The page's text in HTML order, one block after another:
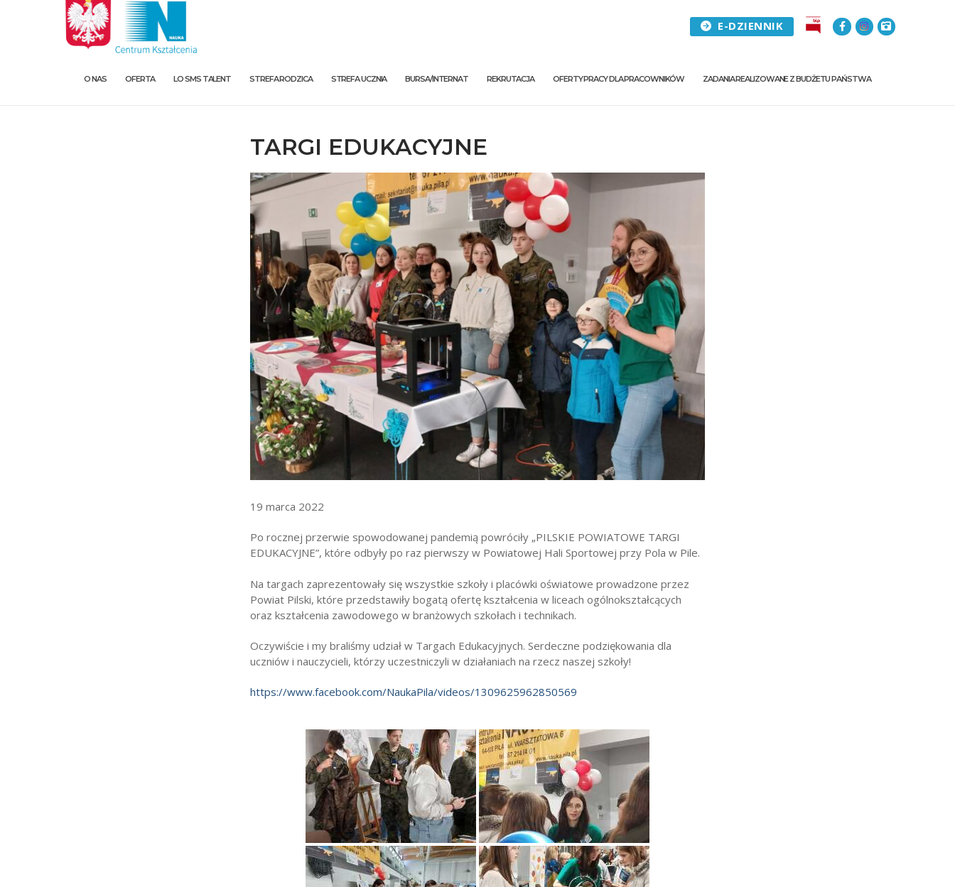
E-DZIENNIK
O NAS OFERTA LO SMS TALENT STREFA RODZICA STREFA UCZNIA BURSA/INTERNAT REKRUTACJA OFERTY PRACY DLA PRACOWNIKÓW ZADANIA REALIZOWANE Z BUDŻETU PAŃSTWA
O nas
Oferta
LO SMS Talent
Strefa rodzica
Strefa ucznia
Bursa/Internat
Rekrutacja
Oferty pracy dla pracowników
Zadania realizowane z budżetu państwa
TARGI EDUKACYJNE
19 marca 2022
Po rocznej przerwie spowodowanej pandemią powróciły „PILSKIE POWIATOWE TARGI
EDUKACYJNE”, które odbyły po raz pierwszy w Powiatowej Hali Sportowej przy Pola w Pile.
Na targach zaprezentowały się wszystkie szkoły i placówki oświatowe prowadzone przez
Powiat Pilski, które przedstawiły bogatą ofertę kształcenia w liceach ogólnokształcących
oraz kształcenia zawodowego w branżowych szkołach i technikach.
Oczywiście i my braliśmy udział w Targach Edukacyjnych. Serdeczne podziękowania dla
uczniów i nauczycieli, którzy uczestniczyli w działaniach na rzecz naszej szkoły!
https://www.facebook.com/NaukaPila/videos/1309625962850569